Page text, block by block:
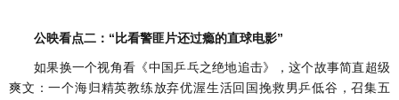
公映看点二：“比看警匪片还过瘾的直球电影”
如果换一个视角看《中国乒乓之绝地追击》，这个故事简直超级
爽文：一个海归精英教练放弃优渥生活回国挽救男乒低谷，召集五